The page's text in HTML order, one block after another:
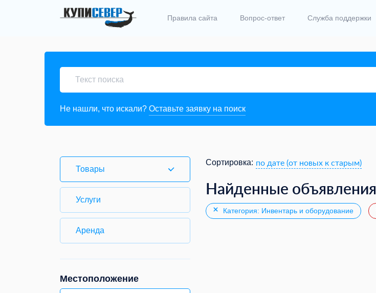
Правила сайта Вопрос-ответ Служба поддержки
Не нашли, что искали? Оставьте заявку на поиск
Товары
Услуги
Аренда
Местоположение
Сортировка: по дате (от новых к старым)
Найденные объявления
Категория: Инвентарь и оборудование